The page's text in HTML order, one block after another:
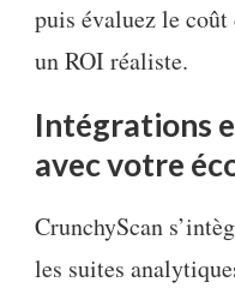
puis évaluez le
un ROI réaliste.
Intégrations
avec votre
CrunchyScan
les suites